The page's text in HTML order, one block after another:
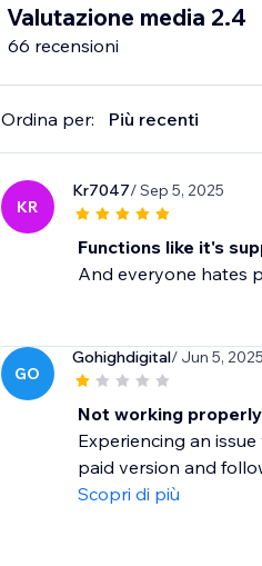
Valutazione media 2.4
66 recensioni
Ordina per: Più recenti
KR
Kr7047/ Sep 5, 2025
Functions like it's
And everyone hates
GO
Gohighdigital/ Jun 5, 2025
Not working
Experiencing an
paid version and
Scopri di più